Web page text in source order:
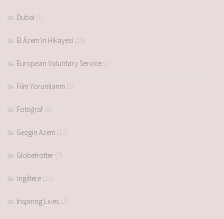
Dubai (1)
El Âzem'in Hikayesi (19)
European Voluntary Service (1)
Film Yorumlarım (2)
Fotoğraf (6)
Gezgin Azem (15)
Globetrotter (7)
İngiltere (12)
Inspiring Lives (2)